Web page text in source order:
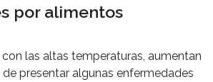
por alimentos
las altas temperaturas, aumentan
presentar algunas enfermedades